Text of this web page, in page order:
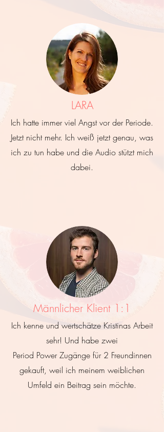
LARA
Ich hatte immer viel Angst vor der Periode.
Jetzt nicht mehr. Ich weiß jetzt genau, was
ich zu tun habe und die Audio stützt mich
dabei.
Männlicher Klient 1:1
Ich kenne und wertschätze Kristinas Arbeit
sehr! Und habe zwei
Period Power Zugänge für 2 Freundinnen
gekauft, weil ich meinem weiblichen
Umfeld ein Beitrag sein möchte.